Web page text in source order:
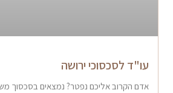
עו"ד לסכסוכי ירושה
אדם הקרוב אליכם נפטר? נמצאים בסכסוך